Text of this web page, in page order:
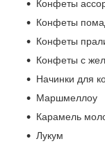
Конфеты
Конфеты
Конфеты
Конфеты с
Начинки для
Маршмеллоу
Карамель
Лукум